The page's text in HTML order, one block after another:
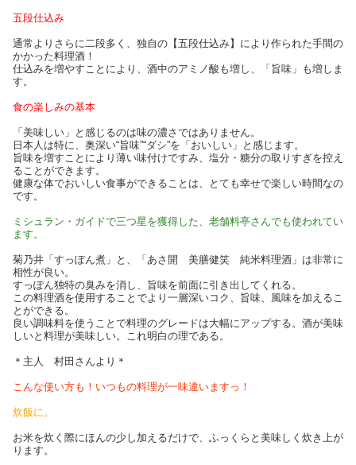
五段仕込み
通常よりさらに二段多く、独自の【五段仕込み】により作られた手間の
かかった料理酒！
仕込みを増やすことにより、酒中のアミノ酸も増し、「旨味」も増しま
す。
食の楽しみの基本
「美味しい」と感じるのは味の濃さではありません。
日本人は特に、奥深い“旨味”“ダシ”を「おいしい」と感じます。
旨味を増すことにより薄い味付けですみ、塩分・糖分の取りすぎを控え
ることができます。
健康な体でおいしい食事ができることは、とても幸せで楽しい時間なの
です。
ミシュラン・ガイドで三つ星を獲得した、老舗料亭さんでも使われてい
ます。
菊乃井「すっぽん煮」と、「あさ開 美膳健笑 純米料理酒」は非常に
相性が良い。
すっぽん独特の臭みを消し、旨味を前面に引き出してくれる。
この料理酒を使用することでより一層深いコク、旨味、風味を加えるこ
とができる。
良い調味料を使うことで料理のグレードは大幅にアップする。酒が美味
しいと料理が美味しい。これ明白の理である。
＊主人 村田さんより＊
こんな使い方も！いつもの料理が一味違いますっ！
炊飯に。
お米を炊く際にほんの少し加えるだけで、ふっくらと美味しく炊き上が
ります。